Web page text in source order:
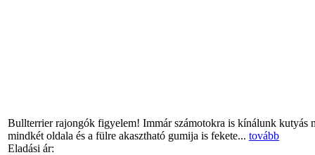
Bullterrier rajongók figyelem! Immár számotokra is kínálunk kutyás
mindkét oldala és a fülre akasztható gumija is fekete... tovább
Eladási ár: